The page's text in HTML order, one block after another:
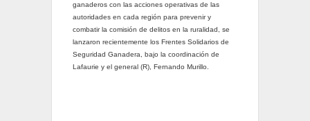
ganaderos con las acciones operativas de las
autoridades en cada región para prevenir y
combatir la comisión de delitos en la ruralidad, se
lanzaron recientemente los Frentes Solidarios de
Seguridad Ganadera, bajo la coordinación de
Lafaurie y el general (R), Fernando Murillo.